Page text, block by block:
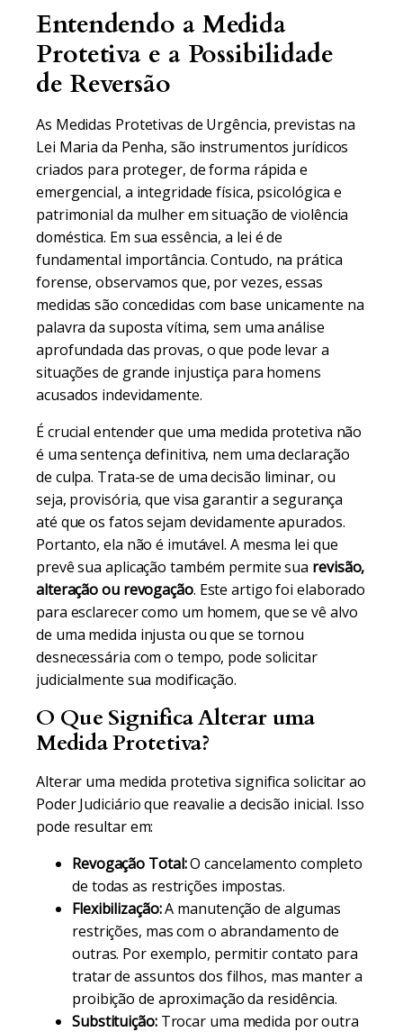
Entendendo a Medida
Protetiva e a Possibilidade
de Reversão
As Medidas Protetivas de Urgência, previstas na
Lei Maria da Penha, são instrumentos jurídicos
criados para proteger, de forma rápida e
emergencial, a integridade física, psicológica e
patrimonial da mulher em situação de violência
doméstica. Em sua essência, a lei é de
fundamental importância. Contudo, na prática
forense, observamos que, por vezes, essas
medidas são concedidas com base unicamente na
palavra da suposta vítima, sem uma análise
aprofundada das provas, o que pode levar a
situações de grande injustiça para homens
acusados indevidamente.
É crucial entender que uma medida protetiva não
é uma sentença definitiva, nem uma declaração
de culpa. Trata-se de uma decisão liminar, ou
seja, provisória, que visa garantir a segurança
até que os fatos sejam devidamente apurados.
Portanto, ela não é imutável. A mesma lei que
prevê sua aplicação também permite sua revisão,
alteração ou revogação. Este artigo foi elaborado
para esclarecer como um homem, que se vê alvo
de uma medida injusta ou que se tornou
desnecessária com o tempo, pode solicitar
judicialmente sua modificação.
O Que Significa Alterar uma
Medida Protetiva?
Alterar uma medida protetiva significa solicitar ao
Poder Judiciário que reavalie a decisão inicial. Isso
pode resultar em:
Revogação Total:O cancelamento completo
de todas as restrições impostas.
Flexibilização:A manutenção de algumas
restrições, mas com o abrandamento de
outras. Por exemplo, permitir contato para
tratar de assuntos dos filhos, mas manter a
proibição de aproximação da residência.
Substituição:Trocar uma medida por outra